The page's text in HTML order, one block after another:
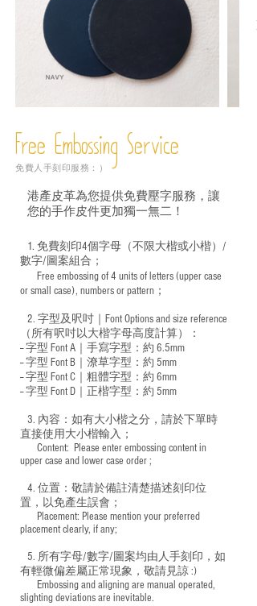
Free Embossing Service
免費人手刻印服務：）
港產皮革為您提供免費壓字服務，讓
您的手作皮件更加獨一無二！
1. 免費刻印4個字母（不限大楷或小楷）/
數字/圖案組合；
Free embossing of 4 units of letters (upper case
or small case), numbers or pattern；
2. 字型及呎吋｜ Font Options and size reference
（所有呎吋以大楷字母高度計算）：
-- 字型 Font A｜手寫字型：約 6.5mm
-- 字型 Font B｜潦草字型： 約 5mm
-- 字型 Font C｜粗體字型：約 6mm
-- 字型 Font D｜正楷字型： 約 5mm
3. 內容：如有大小楷之分，請於下單時
直接使用大小楷輸入；
​ Content: Please enter embossing content in
upper case and lower case order ;
4. 位置：敬請於備註清楚描述刻印位
置，以免產生誤會；
​ Placement: Please mention your preferred
placement clearly, if any;
5. 所有字母/數字/圖案均由人手刻印，如
有輕微偏差屬正常現象，敬請見諒 :)
​ Embossing and aligning are manual operated,
slighting deviations are inevitable.